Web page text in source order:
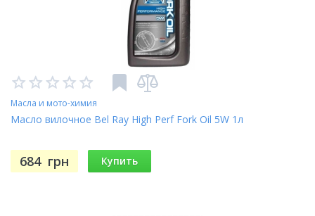
Масла и мото-химия
Масло вилочное Bel Ray High Perf Fork Oil 5W 1л
684 грн Купить